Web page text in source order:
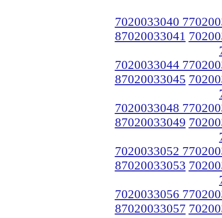
7020033040
87020033041
7020033044
87020033045
7020033048
87020033049
7020033052
87020033053
7020033056
87020033057